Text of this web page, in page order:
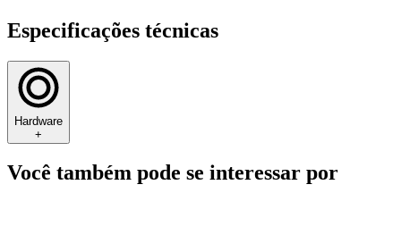
Especificações técnicas
Hardware
+
Você também pode se interessar por